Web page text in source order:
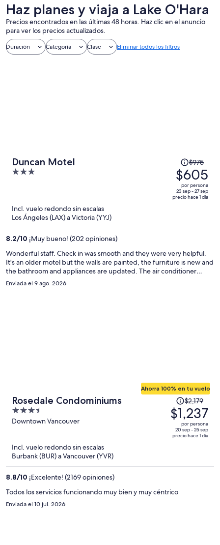
Haz planes y viaja a Lake O'Hara
Precios encontrados en las últimas 48 horas. Haz clic en el anuncio
para ver los precios actualizados.
Duración Categoría Clase Eliminar todos los filtros
Duncan Motel
3
El
precio
era
de
$975
$605
por
persona
$975
$605
por persona
23 sep - 27 sep
precio hace 1 día
Incl. vuelo redondo sin escalas
Los Ángeles (LAX) a Victoria (YYJ)
8.2/10 ¡Muy bueno! (202 opiniones)
Wonderful staff. Check in was smooth and they were very helpful.
It's an older motel but the walls are painted, the furniture is new and
the bathroom and appliances are updated. The air conditioner
worked so well I could have kept milk out all night without worrying.
Absolutely nothing to complain about.
Enviada el 9 ago. 2026
Rosedale Condominiums
3.5
out
Downtown Vancouver
Ahorra 100% en tu vuelo
precio
era
de
$2,179
$1,237
$2,179
$1,237
por persona
20 sep - 25 sep
precio hace 1 día
Incl. vuelo redondo sin escalas
Burbank (BUR) a Vancouver (YVR)
8.8/10 ¡Excelente! (2169 opiniones)
Todos los servicios funcionando muy bien y muy céntrico
Enviada el 10 jul. 2026